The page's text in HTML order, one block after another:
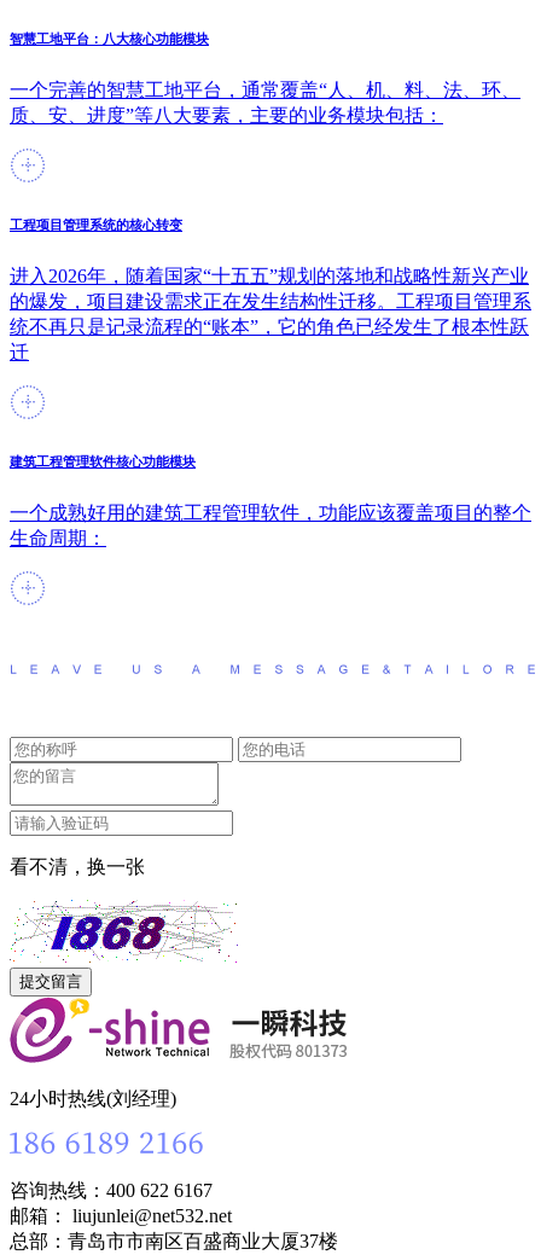
智慧工地平台：八大核心功能模块
一个完善的智慧工地平台，通常覆盖“人、机、料、法、环、
质、安、进度”等八大要素，主要的业务模块包括：
工程项目管理系统的核心转变
进入2026年，随着国家“十五五”规划的落地和战略性新兴产业
的爆发，项目建设需求正在发生结构性迁移。工程项目管理系
统不再只是记录流程的“账本”，它的角色已经发生了根本性跃
迁
建筑工程管理软件核心功能模块
一个成熟好用的建筑工程管理软件，功能应该覆盖项目的整个
生命周期：
看不清，换一张
24小时热线(刘经理)
咨询热线：400 622 6167
邮箱： liujunlei@net532.net
总部：青岛市市南区百盛商业大厦37楼